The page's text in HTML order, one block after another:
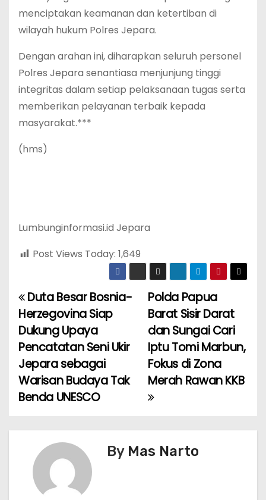
menciptakan keamanan dan ketertiban di
wilayah hukum Polres Jepara.
Dengan arahan ini, diharapkan seluruh personel
Polres Jepara senantiasa menjunjung tinggi
integritas dalam setiap pelaksanaan tugas serta
memberikan pelayanan terbaik kepada
masyarakat.***
(hms)
Lumbunginformasi.id Jepara
Post Views Today: 1,649
P
o
s
t
n
a
Polda Papua
Barat Sisir Darat
dan Sungai Cari
Iptu Tomi Marbun,
Fokus di Zona
Merah Rawan KKB
Duta Besar Bosnia-
Herzegovina Siap
Dukung Upaya
Pencatatan Seni Ukir
Jepara sebagai
Warisan Budaya Tak
Benda UNESCO
By Mas Narto